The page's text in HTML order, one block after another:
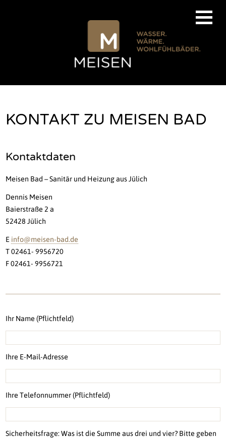
KONTAKT ZU MEISEN BAD
Kontaktdaten
Meisen Bad – Sanitär und Heizung aus Jülich
Dennis Meisen
Baierstraße 2 a
52428 Jülich
E info@meisen-bad.de
T 02461- 9956720
F 02461- 9956721
Ihr Name (Pflichtfeld)
Ihre E-Mail-Adresse
Ihre Telefonnummer (Pflichtfeld)
Sicherheitsfrage: Was ist die Summe aus drei und vier? Bitte geben